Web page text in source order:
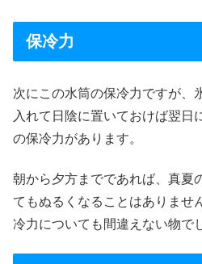
保冷力
次にこの水筒の保冷力ですが、
入れて日陰に置いておけば翌日
の保冷力があります。
朝から夕方までであれば、真夏
てもぬるくなることはありませ
冷力についても間違えない物で